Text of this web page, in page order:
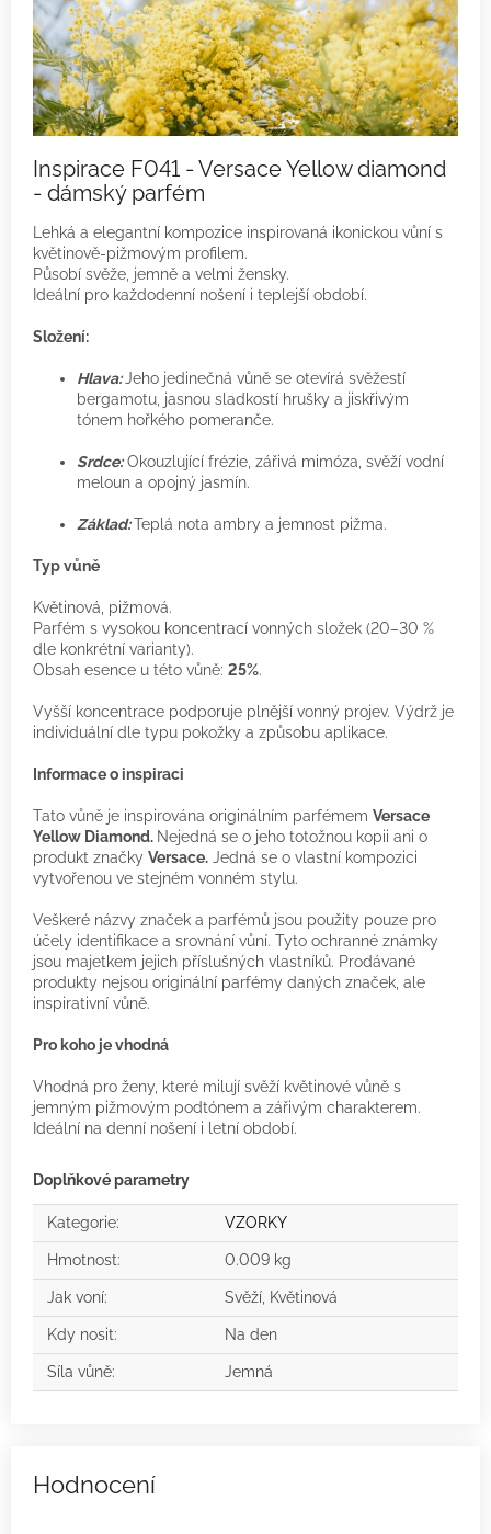
Inspirace F041 - Versace Yellow diamond
- dámský parfém
Lehká a elegantní kompozice inspirovaná ikonickou vůní s
květinově-pižmovým profilem.
Působí svěže, jemně a velmi žensky.
Ideální pro každodenní nošení i teplejší období.
Složení:
Hlava:Jeho jedinečná vůně se otevírá svěžestí
bergamotu, jasnou sladkostí hrušky a jiskřivým
tónem hořkého pomeranče.
Srdce:Okouzlující frézie, zářivá mimóza, svěží vodní
meloun a opojný jasmín.
Základ:Teplá nota ambry a jemnost pižma.
Typ vůně
Květinová, pižmová.
Parfém s vysokou koncentrací vonných složek (20–30 %
dle konkrétní varianty).
Obsah esence u této vůně: 25%.
Vyšší koncentrace podporuje plnější vonný projev. Výdrž je
individuální dle typu pokožky a způsobu aplikace.
Informace o inspiraci
Tato vůně je inspirována originálním parfémem Versace
Yellow Diamond. Nejedná se o jeho totožnou kopii ani o
produkt značky Versace. Jedná se o vlastní kompozici
vytvořenou ve stejném vonném stylu.
Veškeré názvy značek a parfémů jsou použity pouze pro
účely identifikace a srovnání vůní. Tyto ochranné známky
jsou majetkem jejich příslušných vlastníků. Prodávané
produkty nejsou originální parfémy daných značek, ale
inspirativní vůně.
Pro koho je vhodná
Vhodná pro ženy, které milují svěží květinové vůně s
jemným pižmovým podtónem a zářivým charakterem.
Ideální na denní nošení i letní období.
Doplňkové parametry
Kategorie: VZORKY
Hmotnost: 0.009 kg
Jak voní: Svěží, Květinová
Kdy nosit: Na den
Síla vůně: Jemná